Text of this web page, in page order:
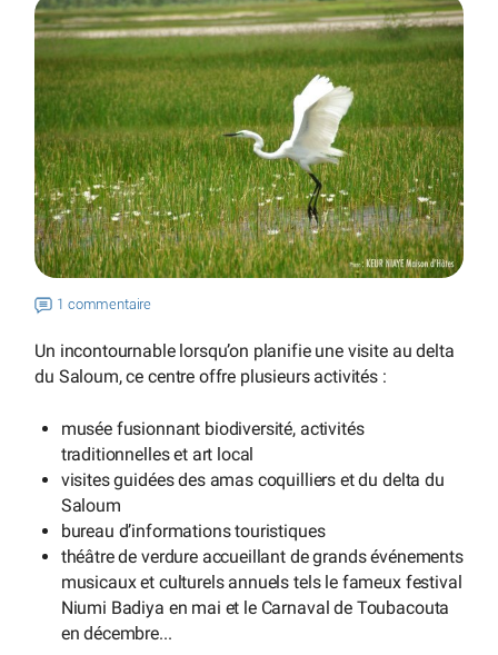
1 commentaire
Un incontournable lorsqu’on planifie une visite au delta
du Saloum, ce centre offre plusieurs activités :
musée fusionnant biodiversité, activités
traditionnelles et art local
visites guidées des amas coquilliers et du delta du
Saloum
bureau d’informations touristiques
théâtre de verdure accueillant de grands événements
musicaux et culturels annuels tels le fameux festival
Niumi Badiya en mai et le Carnaval de Toubacouta
en décembre...